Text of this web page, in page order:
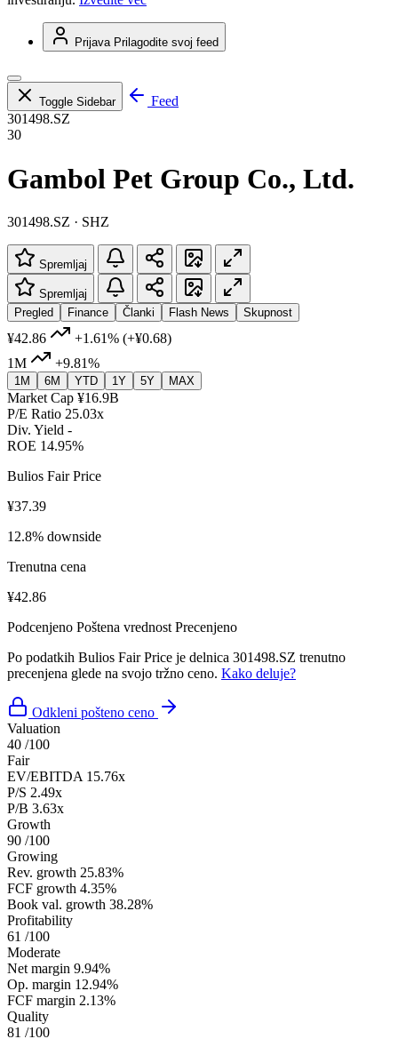
Prijava Prilagodite svoj feed
Toggle Sidebar
Feed
301498.SZ
30
Gambol Pet Group Co., Ltd.
301498.SZ · SHZ
Spremljaj
Spremljaj
Pregled
Finance Članki Flash News Skupnost
¥42.86 +1.61% (+¥0.68)
1M
+9.81%
1M 6M YTD 1Y 5Y MAX
Market Cap ¥16.9B
P/E Ratio 25.03x
Div. Yield -
ROE 14.95%
Bulios Fair Price
¥37.39
12.8% downside
Trenutna cena
¥42.86
Podcenjeno Poštena vrednost Precenjeno
Po podatkih Bulios Fair Price je delnica 301498.SZ trenutno
precenjena glede na svojo tržno ceno. Kako deluje?
Odkleni pošteno ceno
Valuation
40 /100
Fair
EV/EBITDA 15.76x
P/S 2.49x
P/B 3.63x
Growth
90 /100
Growing
Rev. growth 25.83%
FCF growth 4.35%
Book val. growth 38.28%
Profitability
61 /100
Moderate
Net margin 9.94%
Op. margin 12.94%
FCF margin 2.13%
Quality
81 /100